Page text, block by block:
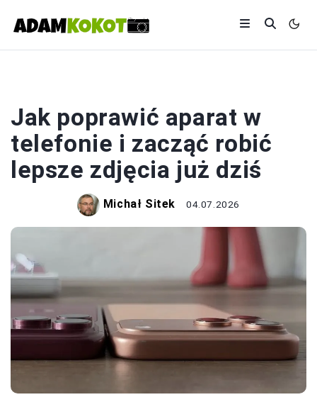
Jak poprawić aparat w
telefonie i zacząć robić
lepsze zdjęcia już dziś
Michał Sitek 04.07.2026